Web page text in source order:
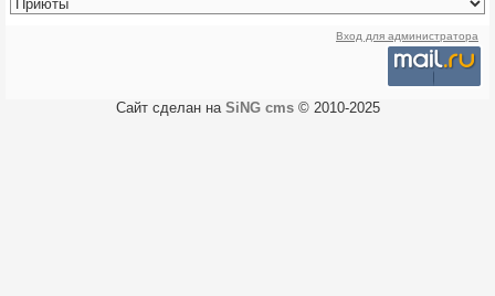
Вход для администратора
Сайт сделан на SiNG cms© 2010-2025